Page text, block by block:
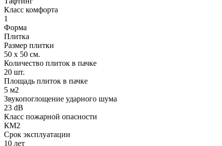
Класс комфорта
1
Форма
Плитка
Размер плитки
50 х 50 см.
Количество плиток в пачке
20 шт.
Площадь плиток в пачке
5 м2
Звукопоглощение ударного шума
23 dB
Класс пожарной опасности
КМ2
Срок эксплуатации
10 лет